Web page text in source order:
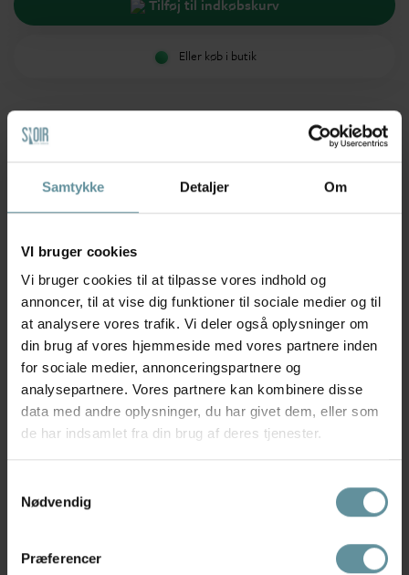
Samtykke Detaljer Om
VI bruger cookies
Vi bruger cookies til at tilpasse vores indhold og
annoncer, til at vise dig funktioner til sociale medier og til
at analysere vores trafik. Vi deler også oplysninger om
din brug af vores hjemmeside med vores partnere inden
for sociale medier, annonceringspartnere og
analysepartnere. Vores partnere kan kombinere disse
data med andre oplysninger, du har givet dem, eller som
de har indsamlet fra din brug af deres tjenester.
Nødvendig
Præferencer
Tilføj til indkøbskurv
Eller køb i butik
14 dages fuld returret
Anbefalede produkter
Produkter med samme mærke